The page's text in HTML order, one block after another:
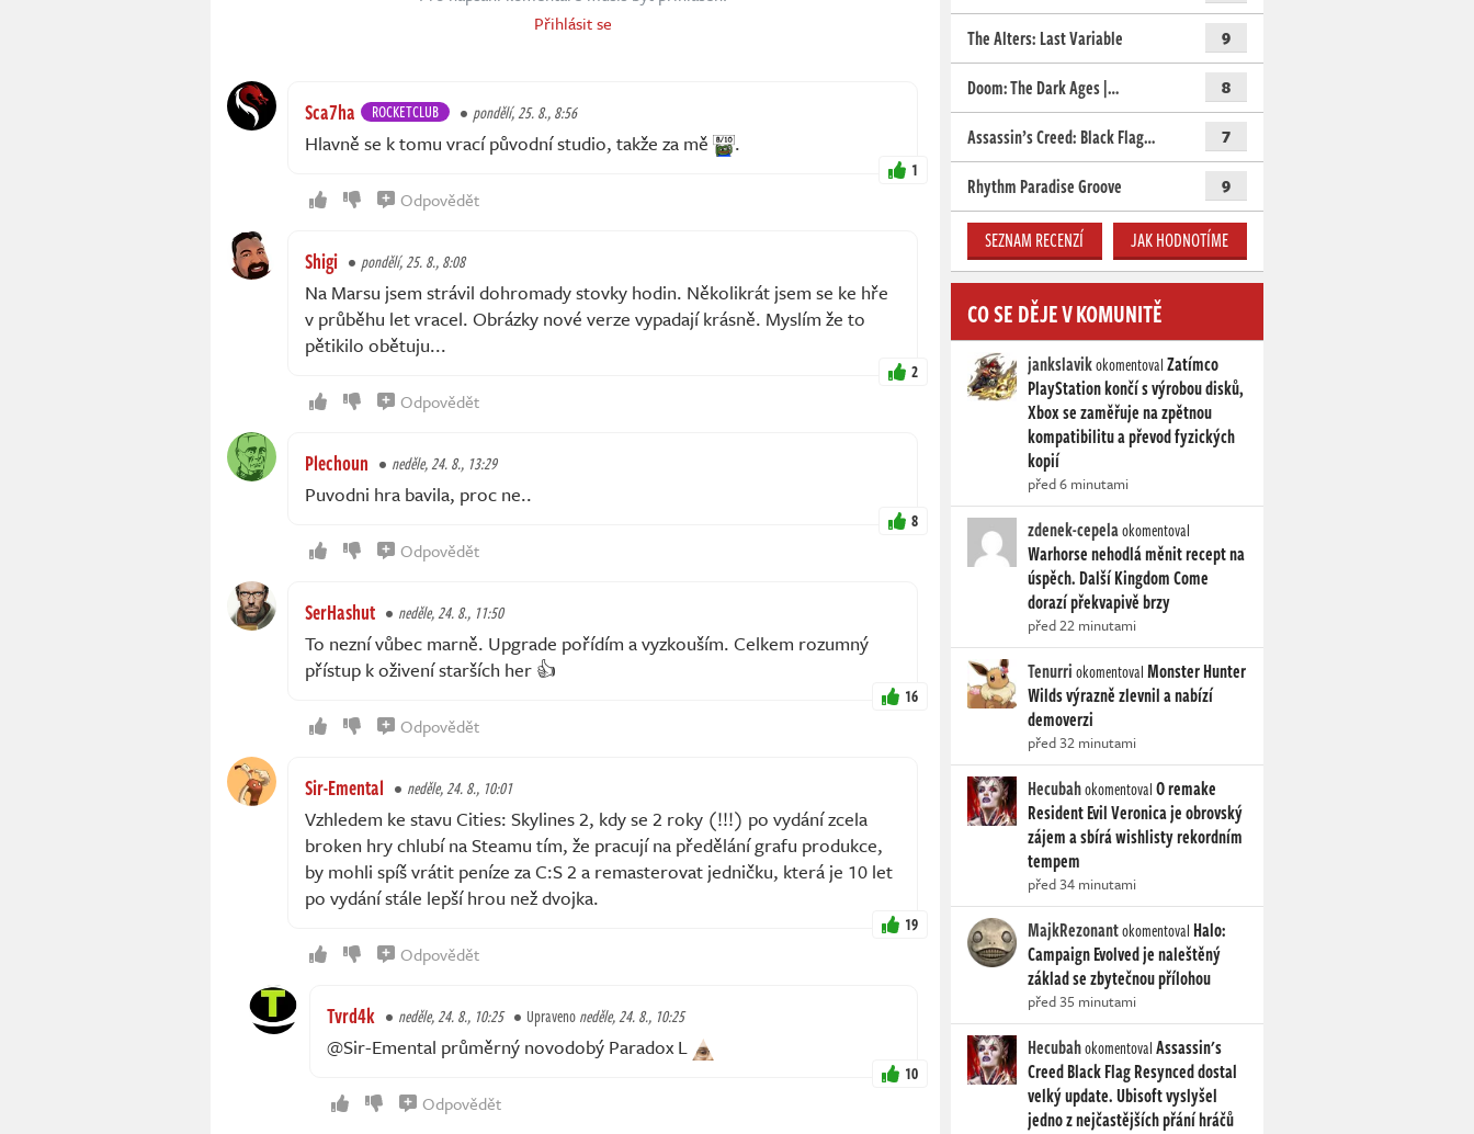
Přihlásit se
Sca7ha ROCKETCLUB pondělí, 25. 8., 8:56
Hlavně se k tomu vrací původní studio, takže za mě .
1
Odpovědět
Shigi pondělí, 25. 8., 8:08
Na Marsu jsem strávil dohromady stovky hodin. Několikrát jsem se ke hře
v průběhu let vracel. Obrázky nové verze vypadají krásně. Myslím že to
pětikilo obětuju...
2
Odpovědět
Plechoun neděle, 24. 8., 13:29
Puvodni hra bavila, proc ne..
8
Odpovědět
SerHashut neděle, 24. 8., 11:50
To nezní vůbec marně. Upgrade pořídím a vyzkouším. Celkem rozumný
přístup k oživení starších her 👍
16
Odpovědět
Sir-Emental neděle, 24. 8., 10:01
Vzhledem ke stavu Cities: Skylines 2, kdy se 2 roky (!!!) po vydání zcela
broken hry chlubí na Steamu tím, že pracují na předělání grafu produkce,
by mohli spíš vrátit peníze za C:S 2 a remasterovat jedničku, která je 10 let
po vydání stále lepší hrou než dvojka.
19
Odpovědět
Tvrd4k neděle, 24. 8., 10:25 Upravenoneděle, 24. 8., 10:25
@Sir-Emental průměrný novodobý Paradox L
10
Odpovědět
The Alters: Last Variable 9
Doom: The Dark Ages |… 8
Assassin’s Creed: Black Flag… 7
Rhythm Paradise Groove 9
SEZNAM RECENZÍ JAK HODNOTÍME
CO SE DĚJE V KOMUNITĚ
jankslavikokomentovalZatímco
PlayStation končí s výrobou disků,
Xbox se zaměřuje na zpětnou
kompatibilitu a převod fyzických
kopií
před 6 minutami
zdenek-cepelaokomentoval
Warhorse nehodlá měnit recept na
úspěch. Další Kingdom Come
dorazí překvapivě brzy
před 22 minutami
TenurriokomentovalMonster Hunter
Wilds výrazně zlevnil a nabízí
demoverzi
před 32 minutami
HecubahokomentovalO remake
Resident Evil Veronica je obrovský
zájem a sbírá wishlisty rekordním
tempem
před 34 minutami
MajkRezonantokomentoval Halo:
Campaign Evolved je naleštěný
základ se zbytečnou přílohou
před 35 minutami
HecubahokomentovalAssassin's
Creed Black Flag Resynced dostal
velký update. Ubisoft vyslyšel
jedno z nejčastějších přání hráčů